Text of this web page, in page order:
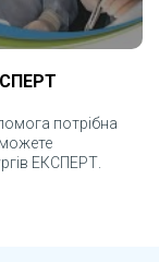
потрібна
ЕКСПЕРТ.